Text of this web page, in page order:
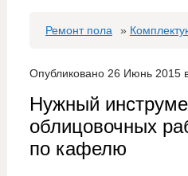
Ремонт пола »
Опубликовано 26 Июнь 2015
Нужный
облицовочных
по кафелю